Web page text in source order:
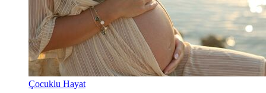
Çocuklu Hayat